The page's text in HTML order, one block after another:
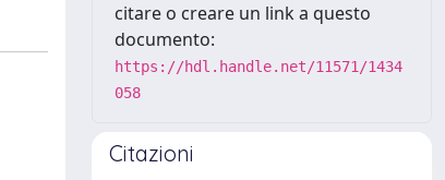
citare o creare un link a questo
documento:
https://hdl.handle.net/11571/1434
058
Citazioni